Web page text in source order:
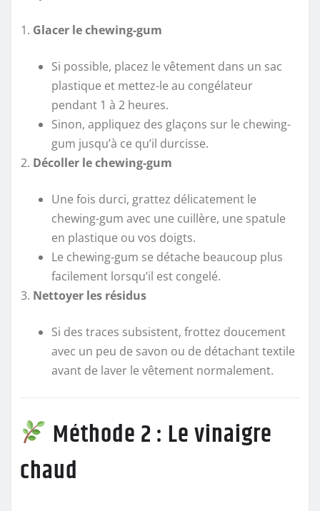
Glacer le chewing-gum
Si possible, placez le vêtement dans un sac
plastique et mettez-le au congélateur
pendant 1 à 2 heures.
Sinon, appliquez des glaçons sur le chewing-
gum jusqu’à ce qu’il durcisse.
Décoller le chewing-gum
Une fois durci, grattez délicatement le
chewing-gum avec une cuillère, une spatule
en plastique ou vos doigts.
Le chewing-gum se détache beaucoup plus
facilement lorsqu’il est congelé.
Nettoyer les résidus
Si des traces subsistent, frottez doucement
avec un peu de savon ou de détachant textile
avant de laver le vêtement normalement.
Méthode 2 : Le vinaigre
chaud